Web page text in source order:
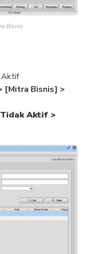
Bisnis
Aktif
[Mitra Bisnis] >
Tidak Aktif >